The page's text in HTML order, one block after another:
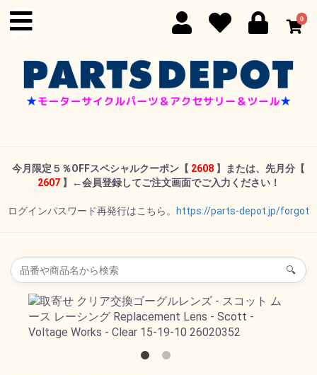
0
今月限定５％OFFスペシャルクーポン 【 2608 】または、先月分【
2607】←会員登録してご注文画面でご入力ください！
ログインパスワード再発行はこちら。 https://parts-depot.jp/forgot
🔍